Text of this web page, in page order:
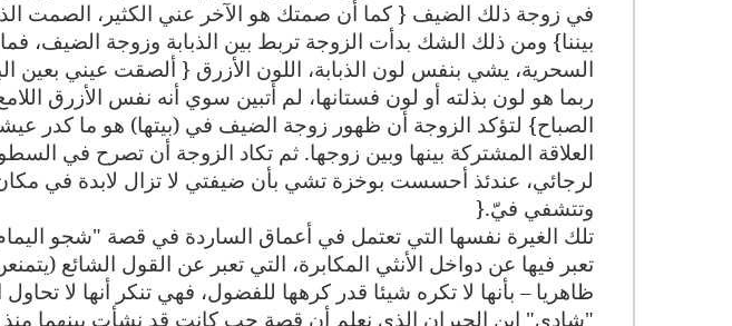
في زوجة ذلك الضيف { كما أن صمتك هو الآخر عني الكثير، الصمت
بيننا} ومن ذلك الشك بدأت الزوجة تربط بين الذبابة وزوجة الضيف،
السحرية، يشي بنفس لون الذبابة، اللون الأزرق { ألصقت عيني بعين
ربما هو لون بذلته أو لون فستانها، لم أتبين سوي أنه نفس الأزرق
الصباح} لتؤكد الزوجة أن ظهور زوجة الضيف في (بيتها) هو ما كدر
العلاقة المشتركة بينها وبين زوجها. ثم تكاد الزوجة أن تصرح في
لرجائي، عندئذ أحسست بوخزة تشي بأن ضيفتي لا تزال لابدة في مكان
وتتشفي فيّ}.
تلك الغيرة نفسها التي تعتمل في أعماق الساردة في قصة "شجو
تعبر فيها عن دواخل الأنثي المكابرة، التي تعبر عن القول الشائع
ظاهريا – بأنها لا تكره شيئا قدر كرهها للفضول، فهي تنكر أنها لا
"شادي" ابن الجيران الذي نعلم أن قصة حب كانت قد نشأت بينهما